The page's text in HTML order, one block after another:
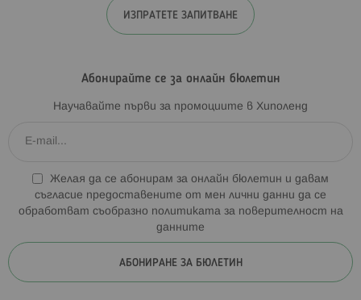
ИЗПРАТЕТЕ ЗАПИТВАНЕ
Абонирайте се за онлайн бюлетин
Научавайте първи за промоциите в Хиполенд
Желая да се абонирам за онлайн бюлетин и давам
съгласие предоставените от мен лични данни да се
обработват съобразно политиката за поверителност на
данните
АБОНИРАНЕ ЗА БЮЛЕТИН